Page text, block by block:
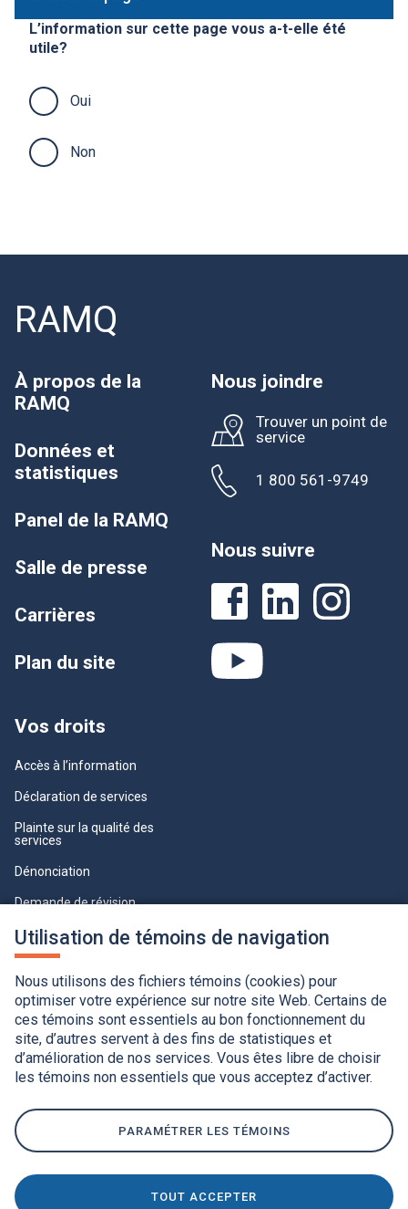
Utilisation de témoins de navigation
Nous utilisons des fichiers témoins (cookies) pour
optimiser votre expérience sur notre site Web. Certains de
ces témoins sont essentiels au bon fonctionnement du
site, d’autres servent à des fins de statistiques et
d’amélioration de nos services. Vous êtes libre de choisir
les témoins non essentiels que vous acceptez d’activer.
PARAMÉTRER LES TÉMOINS
TOUT ACCEPTER
L’information sur cette page vous a-t-elle été
utile?
Oui
Non
RAMQ
À propos de la
RAMQ
Données et
statistiques
Panel de la RAMQ
Salle de presse
Carrières
Plan du site
Vos droits
Accès à l’information
Déclaration de services
Plainte sur la qualité des
services
Dénonciation
Demande de révision
Lois et règlements
Nous joindre
Trouver un point de
service
1 800 561-9749
Nous suivre
Accessibilité
Application de la Charte de la langue française
Politique de confidentialité
Québec.ca
Ce
une
© Gouvernement du Québec, 2020